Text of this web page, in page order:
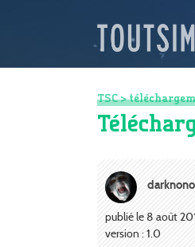
TSC>
publié le 8 août
version : 1.0